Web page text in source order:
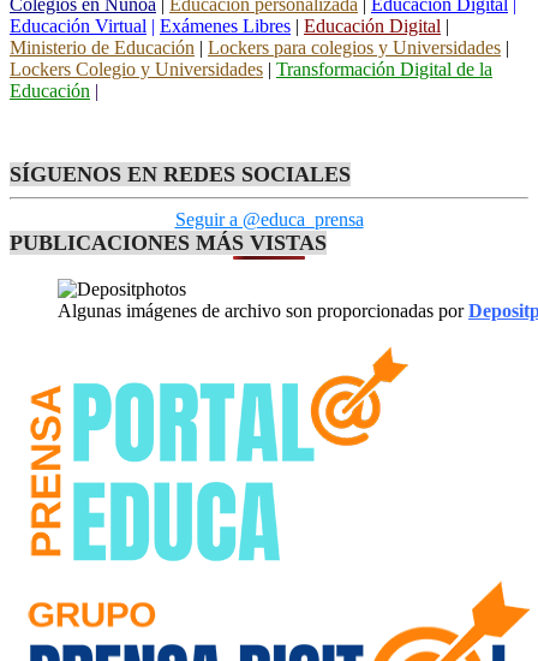
Colegios en Ñuñoa Educación personalizada Educación Digital
Educación Virtual
Exámenes Libres Educación Digital
Ministerio de Educación
Lockers para colegios y Universidades
Lockers Colegio y Universidades
Transformación Digital de la
Educación
SÍGUENOS EN REDES SOCIALES
Seguir a @educa_prensa
PUBLICACIONES MÁS VISTAS
Algunas imágenes de archivo son proporcionadas por